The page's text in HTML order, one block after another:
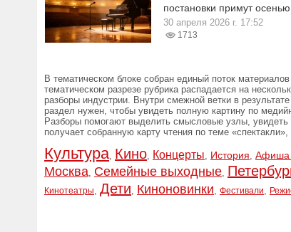
постановки примут осенью
30 апреля 2026 г. 17:52
1713
В тематическом блоке собран единый поток
тематическом разрезе рубрика распадается на
разборы индустрии. Внутри смежной ветки в
раздел нужен, чтобы увидеть полную картину по
Разборы помогают выделить смысловые узлы, увидеть
получает собранную карту чтения по теме
Культура, Кино, Концерты, История, Афиша
Москва, Семейные выходные,
Кинотеатры, Дети, Киноновинки, Фестивали,